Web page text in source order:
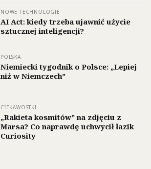
NOWE TECHNOLOGIE
AI Act: kiedy trzeba ujawnić użycie
sztucznej inteligencji?
POLSKA
Niemiecki tygodnik o Polsce: „Lepiej
niż w Niemczech”
CIEKAWOSTKI
„Rakieta kosmitów” na zdjęciu z
Marsa? Co naprawdę uchwycił łazik
Curiosity